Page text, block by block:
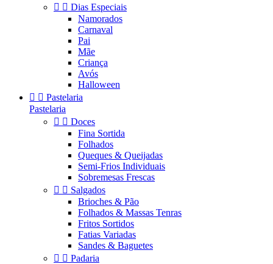
  Dias Especiais
Namorados
Carnaval
Pai
Mãe
Criança
Avós
Halloween
  Pastelaria
Pastelaria
  Doces
Fina Sortida
Folhados
Queques & Queijadas
Semi-Frios Individuais
Sobremesas Frescas
  Salgados
Brioches & Pão
Folhados & Massas Tenras
Fritos Sortidos
Fatias Variadas
Sandes & Baguetes
  Padaria